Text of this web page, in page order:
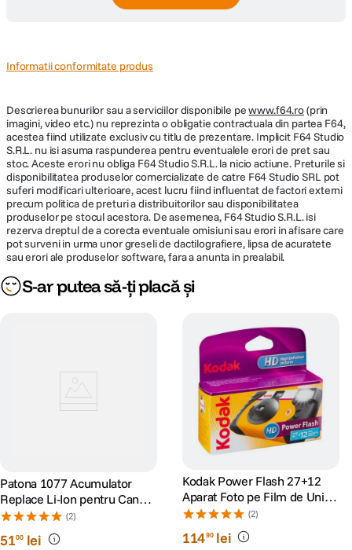
Informatii conformitate produs
Descrierea bunurilor sau a serviciilor disponibile pewww.f64.ro(prin
imagini, video etc.) nu reprezinta o obligatie contractuala din partea F64,
acestea fiind utilizate exclusiv cu titlu de prezentare. Implicit F64 Studio
S.R.L. nu isi asuma raspunderea pentru eventualele erori de pret sau
stoc. Aceste erori nu obliga F64 Studio S.R.L. la nicio actiune. Preturile si
disponibilitatea produselor comercializate de catre F64 Studio SRL pot
suferi modificari ulterioare, acest lucru fiind influentat de factori externi
precum politica de preturi a distribuitorilor sau disponibilitatea
produselor pe stocul acestora. De asemenea, F64 Studio S.R.L. isi
rezerva dreptul de a corecta eventuale omisiuni sau erori in afisare care
pot surveni in urma unor greseli de dactilografiere, lipsa de acuratete
sau erori ale produselor software, fara a anunta in prealabil.
S-ar putea să-ți placă și
Patona 1077 Acumulator
Replace Li-Ion pentru Canon
LP-E8 950 mAh 7.4V
(2)
5100 lei
Kodak Power Flash 27+12
Aparat Foto pe Film de Unica
Folosinta 35 mm Color 39
Expuneri
(2)
11490 lei